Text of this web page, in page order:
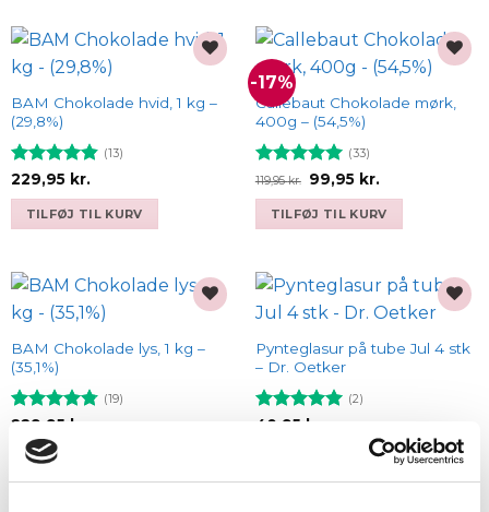
wishlist
BAM Chokolade hvid, 1 kg –
(29,8%)
Vurderet
4.85ud af
(13)
229,95 kr.
TILFØJ TIL KURV
-17%
Add to
wishlist
Callebaut Chokolade mørk,
400g – (54,5%)
Vurderet
4.94ud af
(33)
119,95kr.
Den
oprindelige
pris
var:
119,95 kr..
99,95 kr.Den
pris
er:
99,95 kr..
TILFØJ TIL KURV
wishlist
BAM Chokolade lys, 1 kg –
(35,1%)
Vurderet
4.79ud af
(19)
229,95 kr.
TILFØJ TIL KURV
wishlist
Pynteglasur på tube Jul 4 stk
– Dr. Oetker
Vurderet
(2)
40,95 kr.
TILFØJ TIL KURV